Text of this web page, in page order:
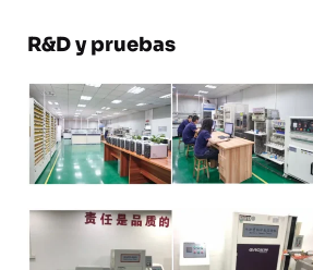
R&D y pruebas